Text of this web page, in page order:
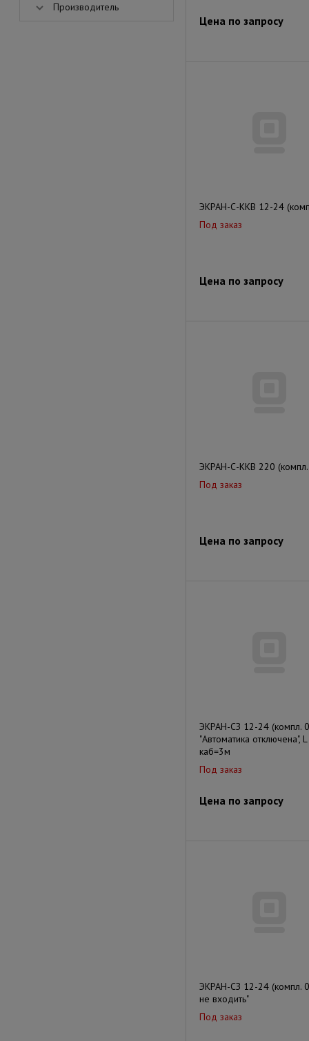
Производитель
Цена по запросу
ЭКРАН-С-ККВ 12-24
Под заказ
Цена по запросу
ЭКРАН-С-ККВ 220
Под заказ
Цена по запросу
ЭКРАН-СЗ 12-24 (компл.
"Автоматика отключена", L
каб=3м
Под заказ
Цена по запросу
ЭКРАН-СЗ 12-24 (компл.
не входить"
Под заказ